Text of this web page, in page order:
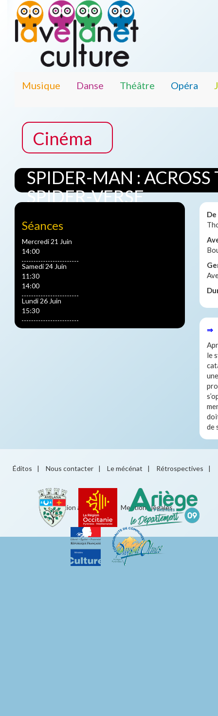
Musique Danse Théâtre Opéra
Cinéma
SPIDER-MAN : ACROSS
SPIDER-VERSE
Séances
Mercredi 21 Juin
14:00
Samedi 24 Juin
11:30
14:00
Lundi 26 Juin
15:30
De
⇒
le
de
Éditos | Nous contacter | Le mécénat | Rétrospectives |
Éducation artistique Mentions légales